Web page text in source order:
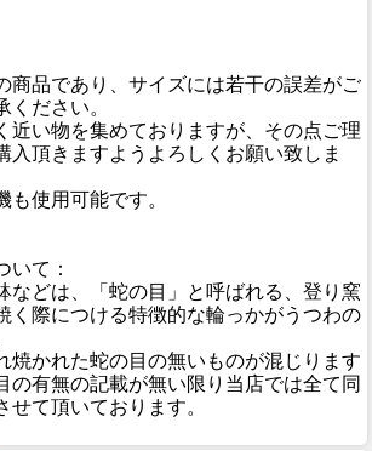
商品であり、サイズには若干の誤差がご
ください。
近い物を集めておりますが、その点ご理
入頂きますようよろしくお願い致しま
も使用可能です。
いて：
などは、「蛇の目」と呼ばれる、登り窯
く際につける特徴的な輪っかがうつわの
焼かれた蛇の目の無いものが混じります
の有無の記載が無い限り当店では全て同
せて頂いております。